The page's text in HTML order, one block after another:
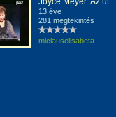
13 éve
281 megtekintés
miclauselisabeta